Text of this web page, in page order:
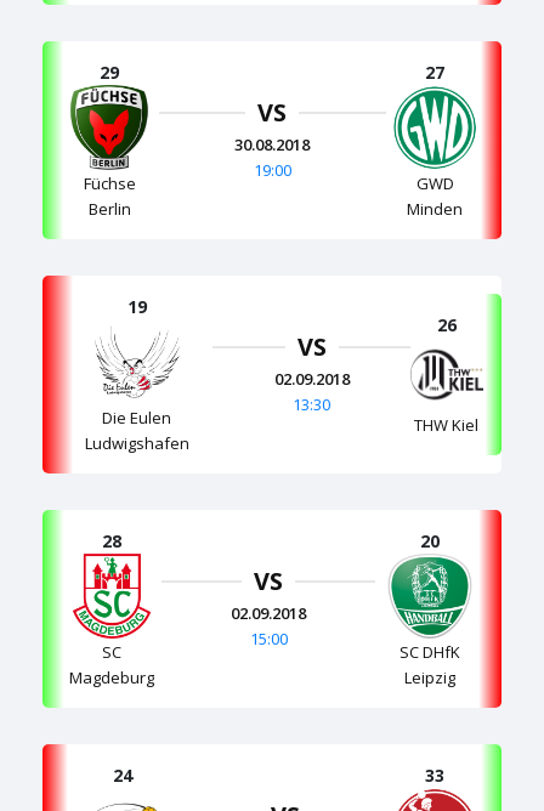
29
Füchse
Berlin
VS
30.08.2018
19:00
27
GWD
Minden
19
Die Eulen
Ludwigshafen
VS
02.09.2018
13:30
26
THW Kiel
28
SC
Magdeburg
VS
02.09.2018
15:00
20
SC DHfK
Leipzig
24 33